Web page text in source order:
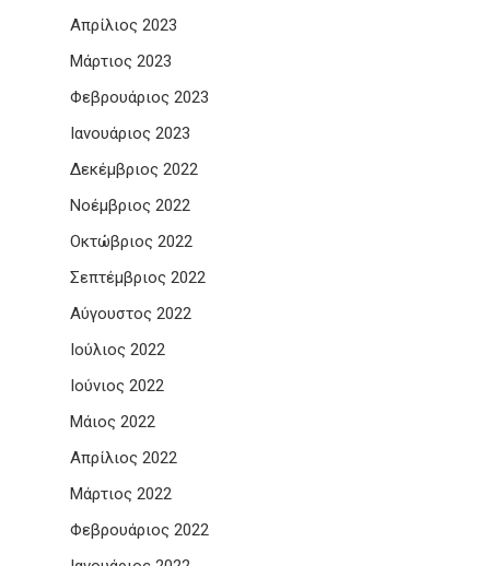
Απρίλιος 2023
Μάρτιος 2023
Φεβρουάριος 2023
Ιανουάριος 2023
Δεκέμβριος 2022
Νοέμβριος 2022
Οκτώβριος 2022
Σεπτέμβριος 2022
Αύγουστος 2022
Ιούλιος 2022
Ιούνιος 2022
Μάιος 2022
Απρίλιος 2022
Μάρτιος 2022
Φεβρουάριος 2022